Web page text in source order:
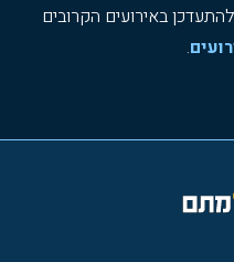
באירועים הקרובים
.